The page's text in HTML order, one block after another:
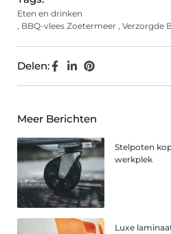
Eten en drinken
, BBQ-vlees Zoetermeer , Verzorgde
Delen:
Meer Berichten
Stelpoten
werkplek
Luxe